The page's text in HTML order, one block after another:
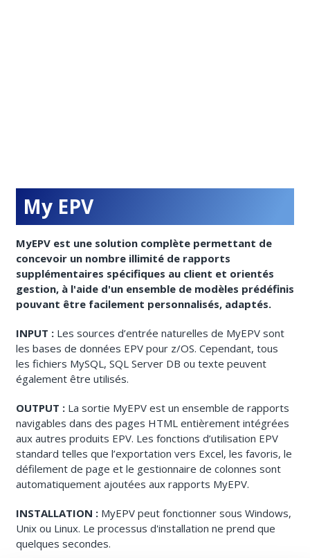
My EPV
MyEPV est une solution complète permettant de
concevoir un nombre illimité de rapports
supplémentaires spécifiques au client et orientés
gestion, à l'aide d'un ensemble de modèles prédéfinis
pouvant être facilement personnalisés, adaptés.
INPUT : Les sources d’entrée naturelles de MyEPV sont
les bases de données EPV pour z/OS. Cependant, tous
les fichiers MySQL, SQL Server DB ou texte peuvent
également être utilisés.
OUTPUT : La sortie MyEPV est un ensemble de rapports
navigables dans des pages HTML entièrement intégrées
aux autres produits EPV. Les fonctions d’utilisation EPV
standard telles que l’exportation vers Excel, les favoris, le
défilement de page et le gestionnaire de colonnes sont
automatiquement ajoutées aux rapports MyEPV.
INSTALLATION : MyEPV peut fonctionner sous Windows,
Unix ou Linux. Le processus d'installation ne prend que
quelques secondes.